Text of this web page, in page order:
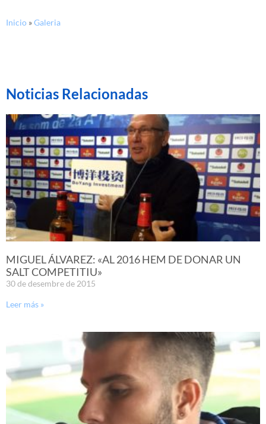
Inicio »Galeria
Noticias Relacionadas
MIGUEL ÁLVAREZ: «AL 2016 HEM DE DONAR UN
SALT COMPETITIU»
30 de desembre de 2015
Leer más »